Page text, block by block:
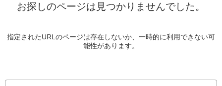
お探しのページは見つかりませんでした。
指定されたURLのページは存在しないか、一時的に利用できない可
能性があります。